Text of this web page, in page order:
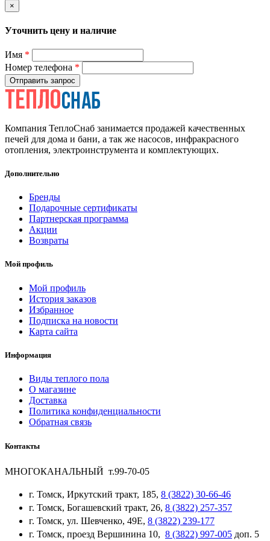
×
Уточнить цену и наличие
Имя *
Номер телефона *
Отправить запрос
Компания ТеплоСнаб занимается продажей качественных
печей для дома и бани, а так же насосов, инфракрасного
отопления, электроинструмента и комплектующих.
Дополнительно
Бренды
Подарочные сертификаты
Партнерская программа
Акции
Возвраты
Мой профиль
Мой профиль
История заказов
Избранное
Подписка на новости
Карта сайта
Информация
Виды теплого пола
О магазине
Доставка
Политика конфиденциальности
Обратная связь
Контакты
МНОГОКАНАЛЬНЫЙ т.99-70-05
г. Томск, Иркутский тракт, 185, 8 (3822) 30-66-46
г. Томск, Богашевский тракт, 26, 8 (3822) 257-357
г. Томск, ул. Шевченко, 49Е, 8 (3822) 239-177
г. Томск, проезд Вершинина 10, 8 (3822) 997-005 доп. 5